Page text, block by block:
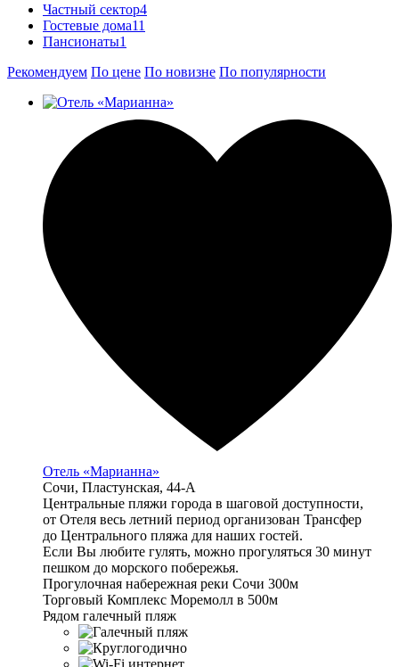
Частный сектор4
Гостевые дома11
Пансионаты1
Рекомендуем По цене По новизне По популярности
Отель «Марианна»
Сочи, Пластунская, 44-А
Центральные пляжи города в шаговой доступности,
от Отеля весь летний период организован Трансфер
до Центрального пляжа для наших гостей.
Если Вы любите гулять, можно прогуляться 30 минут
пешком до морского побережья.
Прогулочная набережная реки Сочи 300м
Торговый Комплекс Моремолл в 500м
Рядом галечный пляж